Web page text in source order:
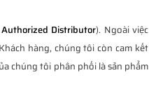
Authorized Distributor). Ngoài việc
hàng, chúng tôi còn cam kết
chúng tôi phân phối là sản phẩm